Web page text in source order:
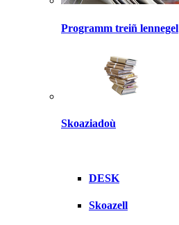
Programm treiñ lennegel
Skoaziadoù
DESK
Skoazell